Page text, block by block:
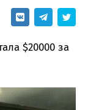
$20000 за